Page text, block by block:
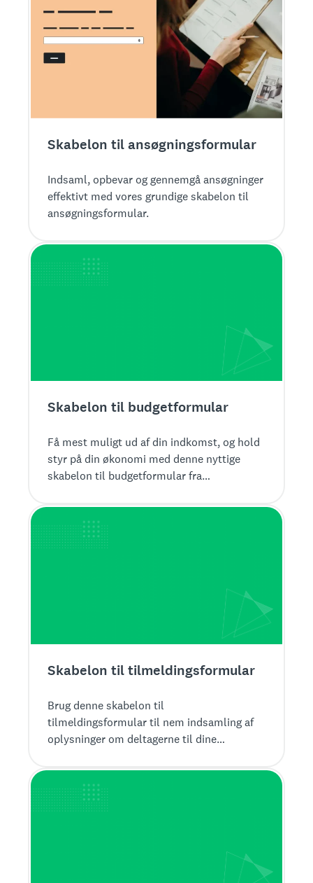
Skabelon til ansøgningsformular
Indsaml, opbevar og gennemgå ansøgninger
effektivt med vores grundige skabelon til
ansøgningsformular.
Skabelon til budgetformular
Få mest muligt ud af din indkomst, og hold
styr på din økonomi med denne nyttige
skabelon til budgetformular fra
Skabelon til tilmeldingsformular
Brug denne skabelon til
tilmeldingsformular til nem indsamling af
oplysninger om deltagerne til dine
tilmeldinger til arrangementer med
SurveyMonkey.